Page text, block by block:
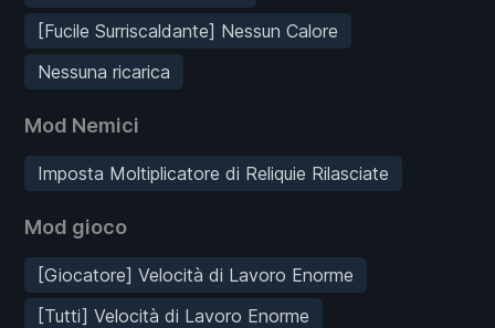
[Fucile Surriscaldante] Nessun Calore
Nessuna ricarica
Mod Nemici
Imposta Moltiplicatore di Reliquie Rilasciate
Mod gioco
[Giocatore] Velocità di Lavoro Enorme
[Tutti] Velocità di Lavoro Enorme